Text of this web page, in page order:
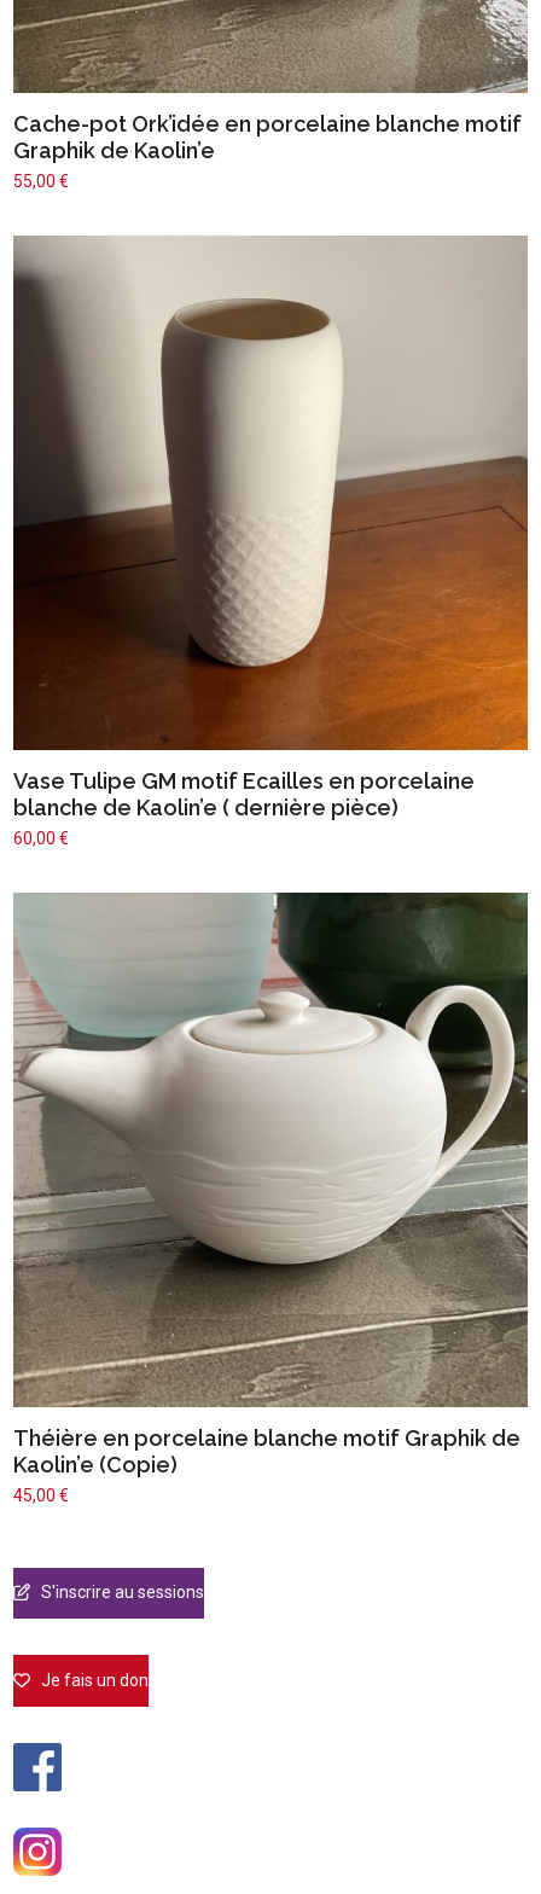
Cache-pot Ork’idée en porcelaine blanche motif
Graphik de Kaolin’e
55,00€
Vase Tulipe GM motif Ecailles en porcelaine
blanche de Kaolin’e ( dernière pièce)
60,00€
Théière en porcelaine blanche motif Graphik de
Kaolin’e (Copie)
45,00€
S'inscrire au sessions
Je fais un don